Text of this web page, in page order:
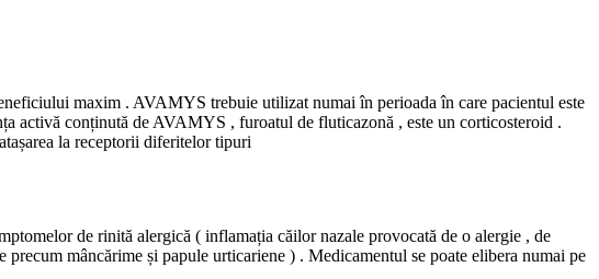
maxim . AVAMYS trebuie utilizat numai în perioada în care pacientul este
activă conținută de AVAMYS , furoatul de fluticazonă , este un corticosteroid .
la receptorii diferitelor tipuri
de rinită alergică ( inflamația căilor nazale provocată de o alergie , de
mâncărime și papule urticariene ) . Medicamentul se poate elibera numai pe